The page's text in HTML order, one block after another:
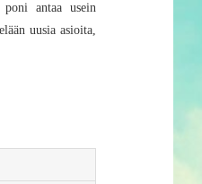
antaa usein
uusia asioita,